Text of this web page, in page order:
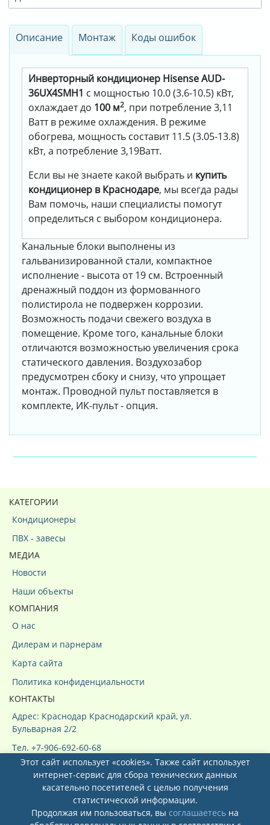
Описание Монтаж Коды ошибок
Инверторный кондиционер Hisense AUD-
36UX4SMH1 с мощностью 10.0 (3.6-10.5) кВт,
охлаждает до 100 м2, при потребление 3,11
Ватт в режиме охлаждения. В режиме
обогрева, мощность составит 11.5 (3.05-13.8)
кВт, а потребление 3,19Ватт.
Если вы не знаете какой выбрать и купить
кондиционер в Краснодаре, мы всегда рады
Вам помочь, наши специалисты помогут
определиться с выбором кондиционера.
Канальные блоки выполнены из
гальванизированной стали, компактное
исполнение - высота от 19 см. Встроенный
дренажный поддон из формованного
полистирола не подвержен коррозии.
Возможность подачи свежего воздуха в
помещение. Кроме того, канальные блоки
отличаются возможностью увеличения срока
статического давления. Воздухозабор
предусмотрен сбоку и снизу, что упрощает
монтаж. Проводной пульт поставляется в
комплекте, ИК-пульт - опция.
КАТЕГОРИИ
Кондиционеры
ПВХ - завесы
МЕДИА
Новости
Наши объекты
КОМПАНИЯ
О нас
Дилерам и парнерам
Карта сайта
Политика конфиденциальности
КОНТАКТЫ
Адрес: Краснодар Краснодарский край, ул.
Бульварная 2/2
Тел. +7-906-692-60-68
Этот сайт использует «cookies». Также сайт использует
интернет-сервис для сбора технических данных
касательно посетителей с целью получения
статистической информации.
Продолжая им пользоваться, вы соглашаетесь на